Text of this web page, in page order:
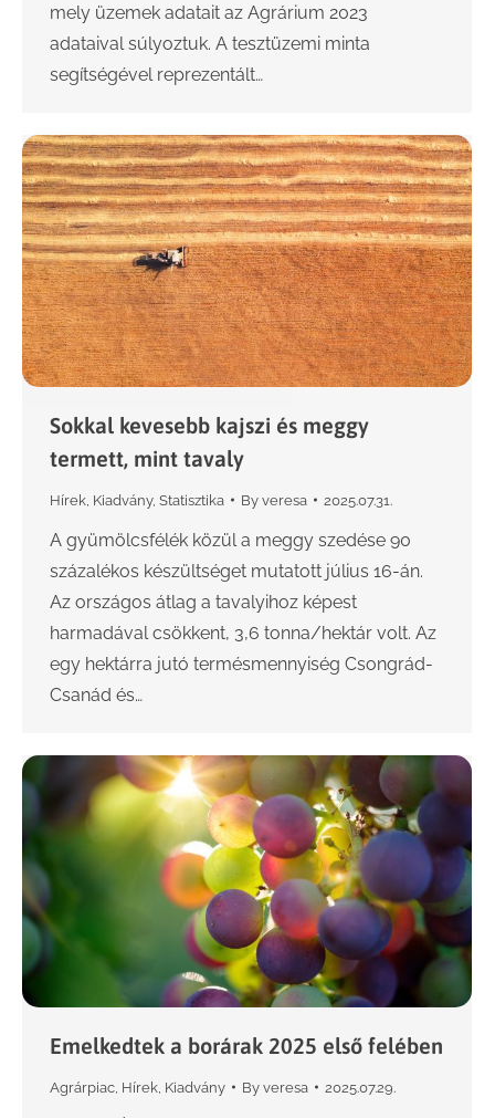
mely üzemek adatait az Agrárium 2023
adataival súlyoztuk. A tesztüzemi minta
segítségével reprezentált…
Sokkal kevesebb kajszi és meggy
termett, mint tavaly
Hírek Kiadvány, Statisztika By veresa 2025.07.31.
A gyümölcsfélék közül a meggy szedése 90
százalékos készültséget mutatott július 16-án.
Az országos átlag a tavalyihoz képest
harmadával csökkent, 3,6 tonna/hektár volt. Az
egy hektárra jutó termésmennyiség Csongrád-
Csanád és…
Emelkedtek a borárak 2025 első felében
Agrárpiac Hírek Kiadvány By veresa 2025.07.29.